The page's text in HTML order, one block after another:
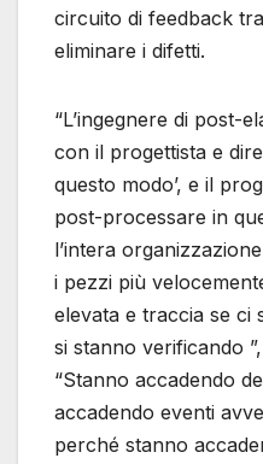
circuito di feedback
eliminare i difetti.
“L’ingegnere di post-
con il progettista e
questo modo’, e il
post-processare in
l’intera
i pezzi più
elevata e traccia se ci
si stanno verificando
“Stanno accadendo
accadendo eventi
perché stanno